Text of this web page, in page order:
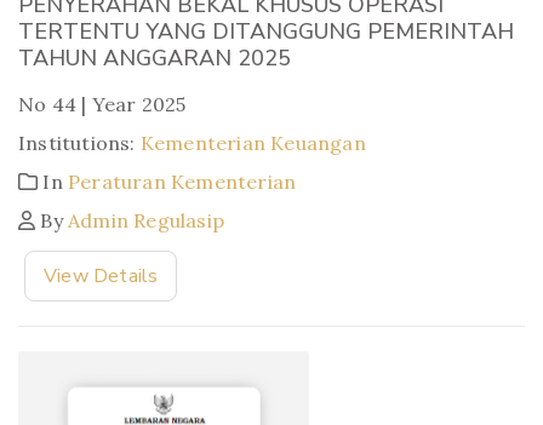
TERTENTU YANG DITANGGUNG PEMERINTAH
TAHUN ANGGARAN 2025
No 44 | Year 2025
Institutions: Kementerian Keuangan
In Peraturan Kementerian
ByAdmin Regulasip
View Details